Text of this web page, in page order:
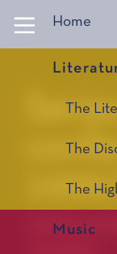
Home
The
The
The
Music
06